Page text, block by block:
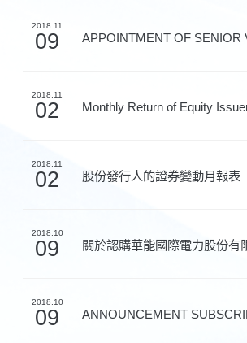
2018.11
09
2018.11
02 Monthly Return of Equity
2018.11
02 股份發行人的證券變動月報表
2018.10
09
2018.10
09